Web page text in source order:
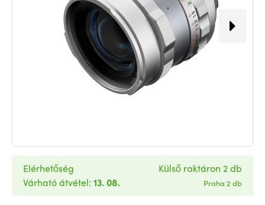
Elérhetőség
Várható átvétel: 13. 08.
Külső raktáron 2 db
Praha 2 db